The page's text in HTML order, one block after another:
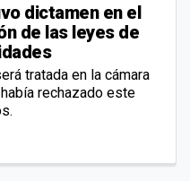
dictamen en el
de las leyes de
tratada en la cámara
rechazado este